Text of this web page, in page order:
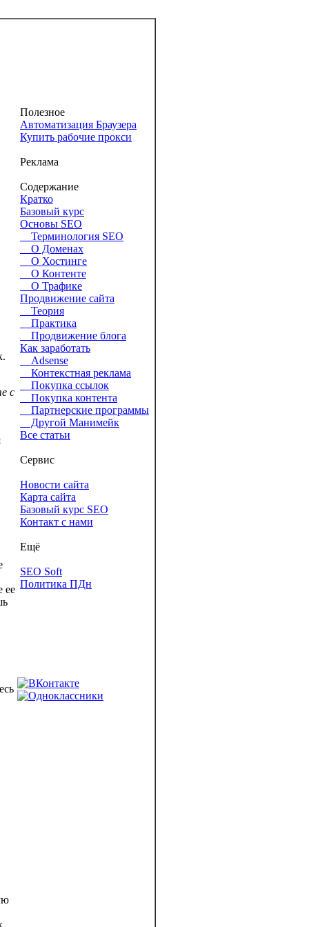
с
ее
Полезное
Автоматизация Браузера
Купить рабочие прокси
Реклама
Содержание
Кратко
Базовый курс
Основы SEO
Терминология SEO
О Доменах
О Хостинге
О Контенте
О Трафике
Продвижение сайта
Теория
Практика
Продвижение блога
Как заработать
Adsense
Контекстная реклама
Покупка ссылок
Покупка контента
Партнерские программы
Другой Манимейк
Все статьи
Сервис
Новости сайта
Карта сайта
Базовый курс SEO
Контакт с нами
Ещё
SEO Soft
Политика ПДн